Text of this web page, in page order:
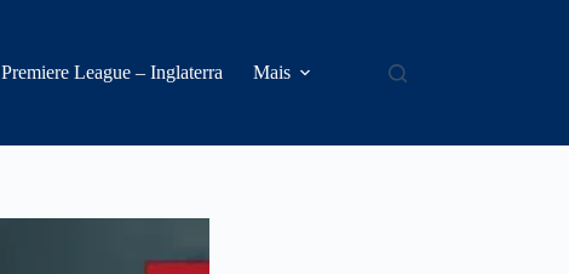
Premiere League – Inglaterra Mais